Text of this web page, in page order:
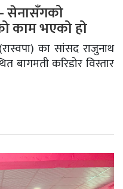
सेनासँगको
काम भएको हो
(रास्वपा) का सांसद राजुनाथ
बागमती करिडोर विस्तार